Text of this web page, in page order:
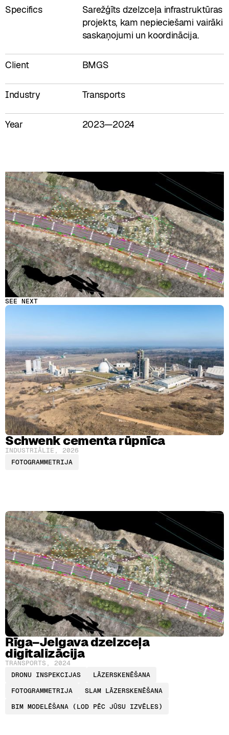
Specifics
Sarežģīts dzelzceļa infrastruktūras
projekts, kam nepieciešami vairāki
saskaņojumi un koordinācija.
Industry Transports
Client BMGS
Year 2023—2024
SEE NEXT
Schwenk cementa rūpnīca
INDUSTRIĀLIE , 2026
FOTOGRAMMETRIJA
Rīga–Jelgava dzelzceļa
digitalizācija
TRANSPORTS , 2024
DRONU INSPEKCIJAS
LĀZERSKENĒŠANA
FOTOGRAMMETRIJA
SLAM LĀZERSKENĒŠANA
BIM MODELĒŠANA (LOD PĒC JŪSU IZVĒLES)